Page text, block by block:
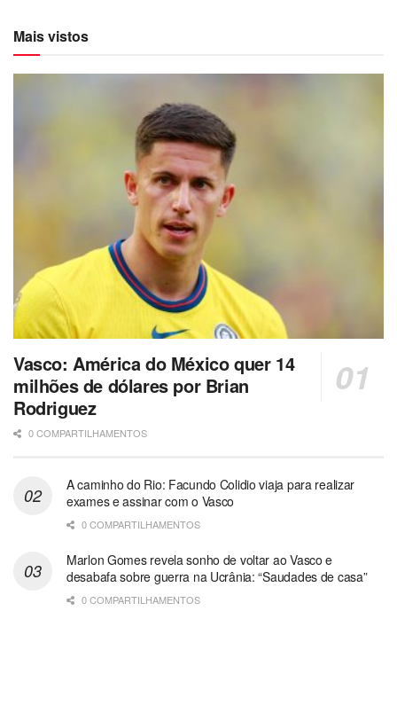
Mais vistos
Vasco: América do México quer 14
milhões de dólares por Brian
Rodriguez
0 COMPARTILHAMENTOS
A caminho do Rio: Facundo Colidio viaja para realizar
exames e assinar com o Vasco
0 COMPARTILHAMENTOS
Marlon Gomes revela sonho de voltar ao Vasco e
desabafa sobre guerra na Ucrânia: “Saudades de casa”
0 COMPARTILHAMENTOS